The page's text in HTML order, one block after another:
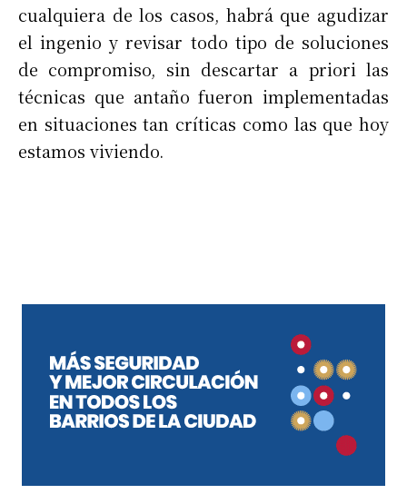
cualquiera de los casos, habrá que agudizar
el ingenio y revisar todo tipo de soluciones
de compromiso, sin descartar a priori las
técnicas que antaño fueron implementadas
en situaciones tan críticas como las que hoy
estamos viviendo.